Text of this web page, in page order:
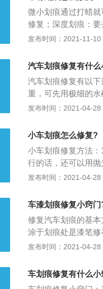
心又无法接纳。这
地方擦洗。这般多
高，但可乐大家都买
采用不同性质的美
生。一般需要合理
的美容包括汽车清
各个部位进行针对性
微小划痕通过打蜡
修复；深度划痕：
损伤了漆面表层，
时针一个方向抹。
亮，这样基本就解
度划痕处，然后用
气对车漆伤处的侵
都会抛光试试，对于
用前要先将补漆笔内
了之后，再打一些
较大的刮伤或者划
就需要补漆，要是
要到4S店处理，这
发布时间：2021-11-10
汽车划痕修复有什么
汽车划痕修复有以
重，可先用极细的
打磨。等完全擦净
平，在底漆之上把
笔进行上色处理；3
或者不醒目处的伤
时防锈：还有就是
轻轻抹圆圈涂在划痕
色车漆，效果最为明
行汽车全面保养的
发布时间：2021-04-
小车划痕怎么修复?
小车划痕修复方法
行的话，还可以用
漆，就要做局部补
涂，修补漆干燥速度
发布时间：2021-04-28
车漆划痕修复小窍门
修复汽车划痕的基
涂于划痕处是漆笔
2、喷涂法，采用传
技术，这是一种快速
经过特殊溶剂处理
发布时间：2021-04-28
车划痕修复有什么小